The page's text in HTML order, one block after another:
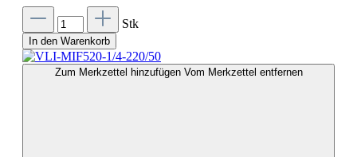
Stk
In den Warenkorb
Zum Merkzettel hinzufügen Vom Merkzettel entfernen